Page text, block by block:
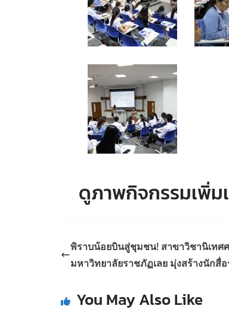
ดูภาพกิจกรรมเพิ่ม
พิราบน้อยบินสู่ชุมชน! สาขาวิชานิเทศ
มหาวิทยาลัยราชภัฏเลย มุ่งสร้างนักสื่
You May Also Like